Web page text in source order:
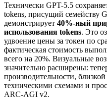
Технически GPT-5.5
tokens, присущий семейству
демонстрирует 40%-ный
использования tokens. Это
удвоение цены за токен по
фактическая стоимость
всего на 20%. Визуальные
значительно расширены:
производительности,
техническими схемами и
ARC-AGI v2.